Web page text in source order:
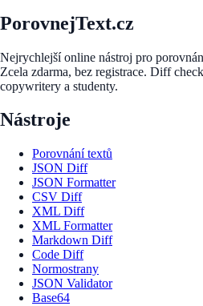
PorovnejText.cz
Nejrychlejší online nástroj pro
Zcela zdarma, bez registrace. Diff
copywritery a studenty.
Nástroje
Porovnání textů
JSON Diff
JSON Formatter
CSV Diff
XML Diff
XML Formatter
Markdown Diff
Code Diff
Normostrany
JSON Validator
Base64